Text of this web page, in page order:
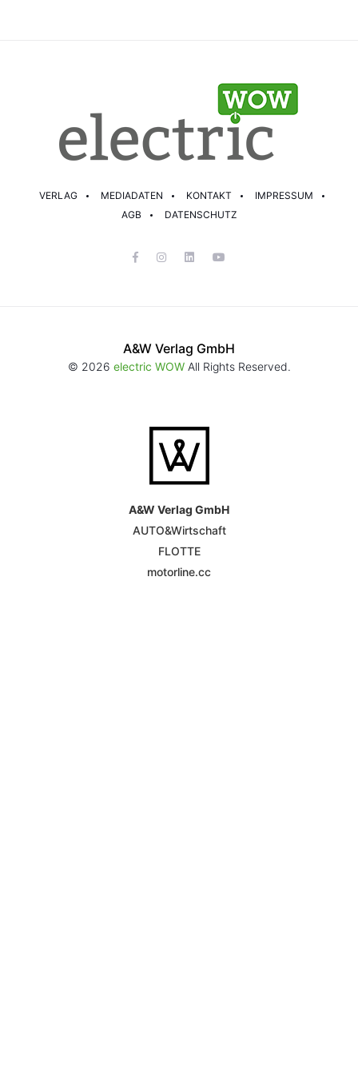
VERLAG MEDIADATEN KONTAKT
IMPRESSUM
AGB
DATENSCHUTZ
A&W Verlag GmbH
© 2026 electric WOWAll Rights Reserved.
A&W Verlag GmbH
AUTO&Wirtschaft
FLOTTE
motorline.cc